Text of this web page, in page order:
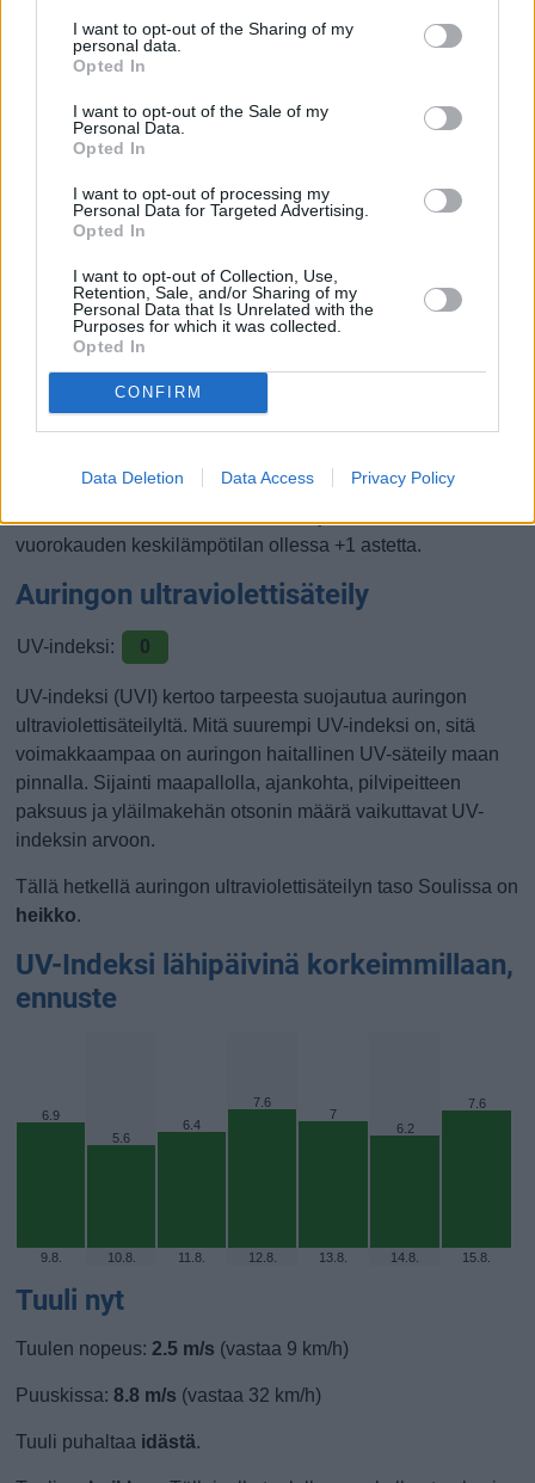
I want to opt-out of the Sharing of my
personal data.
Opted In
I want to opt-out of the Sale of my
Personal Data.
Opted In
I want to opt-out of processing my
Personal Data for Targeted Advertising.
Opted In
I want to opt-out of Collection, Use,
Retention, Sale, and/or Sharing of my
Personal Data that Is Unrelated with the
Purposes for which it was collected.
Opted In
CONFIRM
Data Deletion Data Access Privacy Policy
1.2 mm
12.8.
Parhaat matkustusajat
Milloin Souliin kannattaa säiden puolesta matkustaa?
Aiempina vuosina Soulin lämpimimmät neljä kuukautta
keskimäärin (alkaen lämpimimmästä) ovat olleet elokuu,
heinäkuu, kesäkuu ja syyskuu. Näiden kuukausien aikana
lämpötila on tavanomaisesti pysytellyt 18 asteen ja 30
asteen välillä vuorokauden keskilämpötilan ollessa 25
Aiempina vuosina kylmimmät neljä kuukautta (alkaen
maaliskuu. Näiden kuukausien aikana lämpötila on
vuorokauden keskilämpötilan ollessa +1 astetta.
Auringon ultraviolettisäteily
UV-indeksi: 0
UV-indeksi (UVI) kertoo tarpeesta suojautua auringon
ultraviolettisäteilyltä. Mitä suurempi UV-indeksi on, sitä
voimakkaampaa on auringon haitallinen UV-säteily maan
pinnalla. Sijainti maapallolla, ajankohta, pilvipeitteen
paksuus ja yläilmakehän otsonin määrä vaikuttavat UV-
indeksin arvoon.
Tällä hetkellä auringon ultraviolettisäteilyn taso Soulissa on
heikko.
UV-Indeksi lähipäivinä korkeimmillaan,
ennuste
6.9
5.6
6.4
7.6
7
6.2
7.6
9.8. 10.8. 11.8. 12.8. 13.8. 14.8. 15.8.
Tuuli nyt
Tuulen nopeus:2.5 m/s (vastaa 9 km/h)
Puuskissa:8.8 m/s (vastaa 32 km/h)
Tuuli puhaltaa idästä.